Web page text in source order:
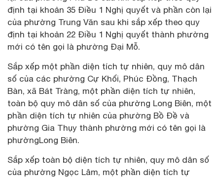
định tại khoản 35 Điều 1 Nghị quyết và phần còn lại
của phường Trung Văn sau khi sắp xếp theo quy
định tại khoản 22 Điều 1 Nghị quyết thành phường
mới có tên gọi là phường Đại Mỗ.
Sắp xếp một phần diện tích tự nhiên, quy mô dân
số của các phường Cự Khối, Phúc Đồng, Thạch
Bàn, xã Bát Tràng, một phần diện tích tự nhiên,
toàn bộ quy mô dân số của phường Long Biên, một
phần diện tích tự nhiên của phường Bồ Đề và
phường Gia Thụy thành phường mới có tên gọi là
phườngLong Biên.
Sắp xếp toàn bộ diện tích tự nhiên, quy mô dân số
của phường Ngọc Lâm, một phần diện tích tự